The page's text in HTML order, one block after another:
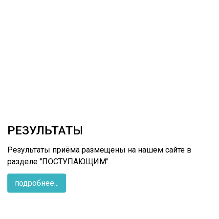
РЕЗУЛЬТАТЫ
Результаты приёма размещены на нашем сайте в
разделе "ПОСТУПАЮЩИМ"
подробнее...